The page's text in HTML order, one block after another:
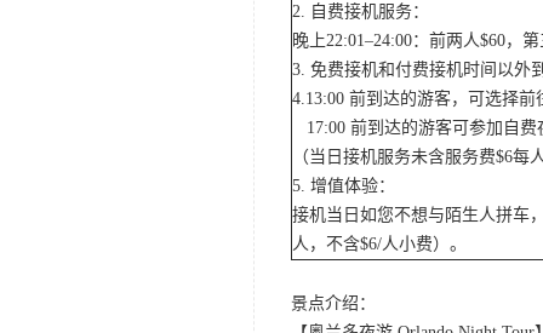
2. 自费接机服务：
晚上22:01–24:00：前两人$60，
3. 免费接机和付费接机时间以外
4.13:00 前到达的游客，可选择
17:00 前到达的游客可参加自
（当日接机服务未含服务费$6每
5. 增值体验：
接机当日如您不想与陌生人拼车
人，不含$6/人小费）。
景点介绍：